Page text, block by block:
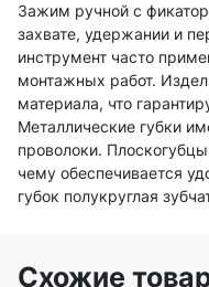
Зажим ручной с
захвате, удержании и
инструмент часто
монтажных работ.
материала, что
Металлические губки
проволоки.
чему обеспечивается
губок полукруглая
Схожие